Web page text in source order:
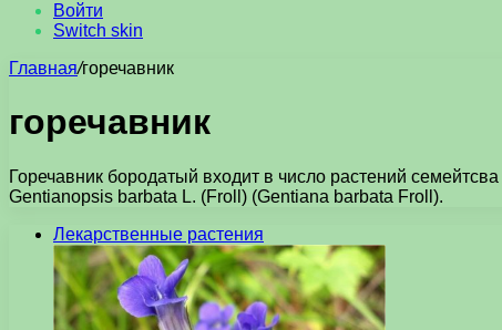
Войти
Switch skin
Главная/горечавник
горечавник
Горечавник бородатый входит в число растений
Gentianopsis barbata L. (Froll) (Gentiana barbata Froll).
Лекарственные растения